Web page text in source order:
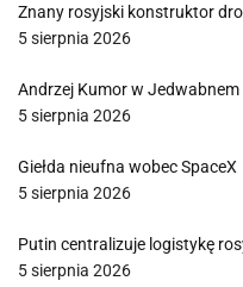
Znany rosyjski konstruktor
5 sierpnia 2026
Andrzej Kumor w Jedwabnem
5 sierpnia 2026
Giełda nieufna wobec SpaceX
5 sierpnia 2026
Putin centralizuje logistykę
5 sierpnia 2026